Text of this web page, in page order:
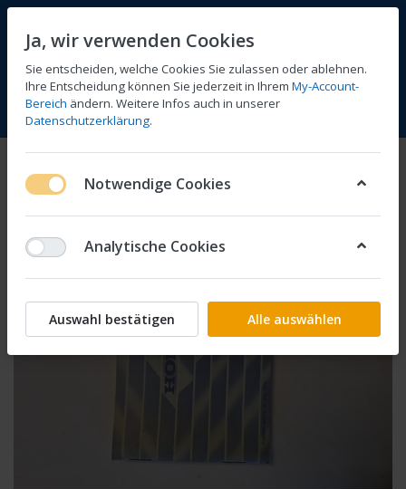
Menü Anmelden Vergleichen Wunschliste
Ja, wir verwenden Cookies
Sie entscheiden, welche Cookies Sie zulassen oder ablehnen.
Ihre Entscheidung können Sie jederzeit in Ihrem My-Account-
Bereich ändern. Weitere Infos auch in unserer
Datenschutzerklärung.
Notwendige Cookies
Analytische Cookies
Auswahl bestätigen Alle auswählen